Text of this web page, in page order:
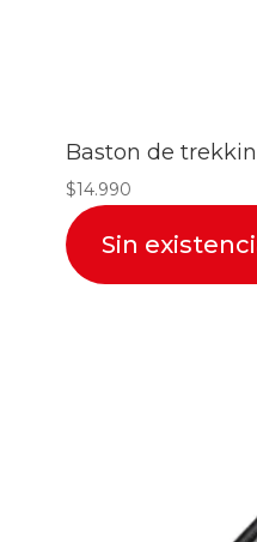
Baston de
$14.990
Sin